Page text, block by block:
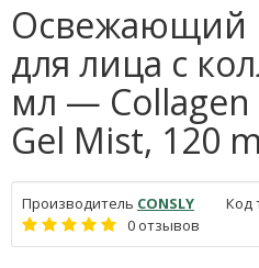
Освежающий
для лица с
мл — Collagen
Gel Mist, 120
Производитель CONSLY Код
0 отзывов